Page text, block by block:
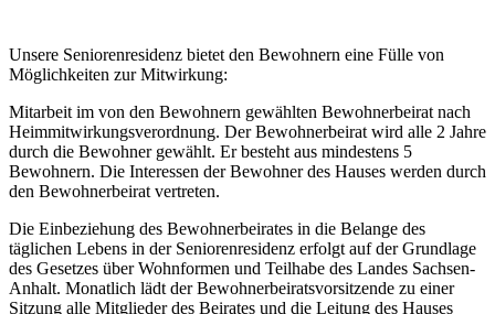
Unsere Seniorenresidenz bietet den Bewohnern eine Fülle von
Möglichkeiten zur Mitwirkung:
Mitarbeit im von den Bewohnern gewählten Bewohnerbeirat nach
Heimmitwirkungsverordnung. Der Bewohnerbeirat wird alle 2 Jahre
durch die Bewohner gewählt. Er besteht aus mindestens 5
Bewohnern. Die Interessen der Bewohner des Hauses werden durch
den Bewohnerbeirat vertreten.
Die Einbeziehung des Bewohnerbeirates in die Belange des
täglichen Lebens in der Seniorenresidenz erfolgt auf der Grundlage
des Gesetzes über Wohnformen und Teilhabe des Landes Sachsen-
Anhalt. Monatlich lädt der Bewohnerbeiratsvorsitzende zu einer
Sitzung alle Mitglieder des Beirates und die Leitung des Hauses